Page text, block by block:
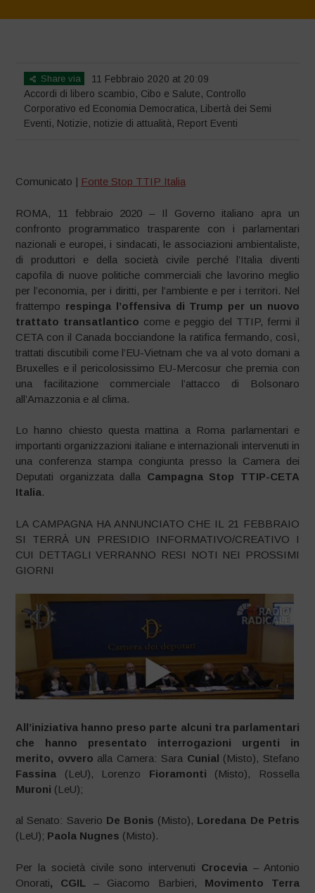
Share via
11 Febbraio 2020 at 20:09
Accordi di libero scambio, Cibo e Salute, Controllo
Corporativo ed Economia Democratica, Libertà dei Semi
Eventi, Notizie, notizie di attualità, Report Eventi
Comunicato | Fonte Stop TTIP Italia
ROMA, 11 febbraio 2020 – Il Governo italiano apra un
confronto programmatico trasparente con i parlamentari
nazionali e europei, i sindacati, le associazioni ambientaliste,
di produttori e della società civile perché l’Italia diventi
capofila di nuove politiche commerciali che lavorino meglio
per l’economia, per i diritti, per l’ambiente e per i territori. Nel
frattempo respinga l’offensiva di Trump per un nuovo
trattato transatlantico come e peggio del TTIP, fermi il
CETA con il Canada bocciandone la ratifica fermando, così,
trattati discutibili come l’EU-Vietnam che va al voto domani a
Bruxelles e il pericolosissimo EU-Mercosur che premia con
una facilitazione commerciale l’attacco di Bolsonaro
all’Amazzonia e al clima.
Lo hanno chiesto questa mattina a Roma parlamentari e
importanti organizzazioni italiane e internazionali intervenuti in
una conferenza stampa congiunta presso la Camera dei
Deputati organizzata dalla Campagna Stop TTIP-CETA
Italia.
LA CAMPAGNA HA ANNUNCIATO CHE IL 21 FEBBRAIO
SI TERRÀ UN PRESIDIO INFORMATIVO/CREATIVO I
CUI DETTAGLI VERRANNO RESI NOTI NEI PROSSIMI
GIORNI
All’iniziativa hanno preso parte alcuni tra parlamentari
che hanno presentato interrogazioni urgenti in
merito, ovvero alla Camera: Sara Cunial (Misto), Stefano
Fassina (LeU), Lorenzo Fioramonti (Misto), Rossella
Muroni (LeU);
al Senato: Saverio De Bonis (Misto), Loredana De Petris
(LeU); Paola Nugnes (Misto).
Per la società civile sono intervenuti Crocevia– Antonio
Onorati, CGIL– Giacomo Barbieri, Movimento Terra